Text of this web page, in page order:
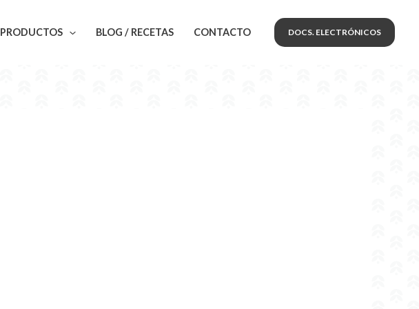
PRODUCTOS BLOG / RECETAS CONTACTO DOCS. ELECTRÓNICOS